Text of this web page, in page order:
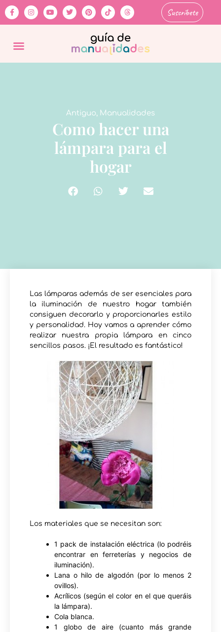
Suscríbete
Antiguo, Manualidades
Como hacer una
lámpara para el
hogar
Las lámparas además de ser esenciales para
la iluminación de nuestro hogar también
consiguen decorarlo y proporcionarles estilo
y personalidad. Hoy vamos a aprender cómo
realizar nuestra propia lámpara en cinco
sencillos pasos. ¡El resultado es fantástico!
Los materiales que se necesitan son:
1 pack de instalación eléctrica (lo podréis
encontrar en ferreterías y negocios de
iluminación).
Lana o hilo de algodón (por lo menos 2
ovillos).
Acrílicos (según el color en el que queráis
la lámpara).
Cola blanca.
1 globo de aire (cuanto más grande